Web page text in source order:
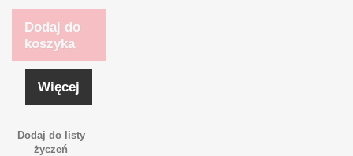
Dodaj do
koszyka
Więcej
Dodaj do listy
życzeń